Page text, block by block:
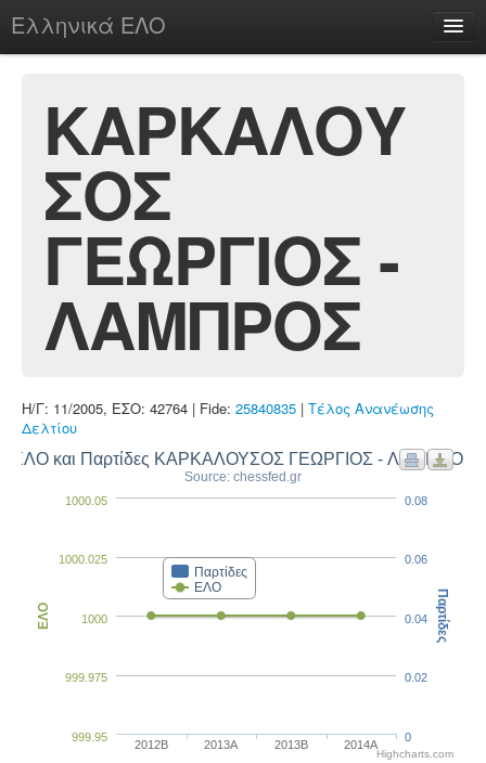
Ελληνικά ΕΛΟ
chesstu.be @ discord
Login
ΚΑΡΚΑΛΟΥ
ΣΟΣ
ΓΕΩΡΓΙΟΣ -
ΛΑΜΠΡΟΣ
Η/Γ: 11/2005, ΕΣΟ: 42764 | Fide: 25840835 | Τέλος Ανανέωσης
Δελτίου
ΕΛΟ και Παρτίδες ΚΑΡΚΑΛΟΥΣΟΣ ΓΕΩΡΓΙΟΣ - ΛΑΜΠΡΟΣ
Source: chessfed.gr
Παρτίδες
ΕΛΟ
2012B 2013A 2013B 2014A
999.95
999.975
1000
1000.025
1000.05
ΕΛΟ
0
0.02
0.04
0.06
0.08
Παρτίδες
Highcharts.com